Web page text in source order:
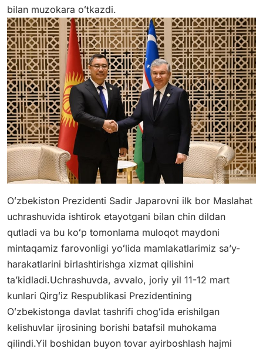
bilan muzokara oʻtkazdi.
Oʻzbekiston Prezidenti Sadir Japarovni ilk bor Maslahat
uchrashuvida ishtirok etayotgani bilan chin dildan
qutladi va bu koʻp tomonlama muloqot maydoni
mintaqamiz farovonligi yoʻlida mamlakatlarimiz saʼy-
harakatlarini birlashtirishga xizmat qilishini
taʼkidladi.Uchrashuvda, avvalo, joriy yil 11-12 mart
kunlari Qirgʻiz Respublikasi Prezidentining
Oʻzbekistonga davlat tashrifi chogʻida erishilgan
kelishuvlar ijrosining borishi batafsil muhokama
qilindi.Yil boshidan buyon tovar ayirboshlash hajmi